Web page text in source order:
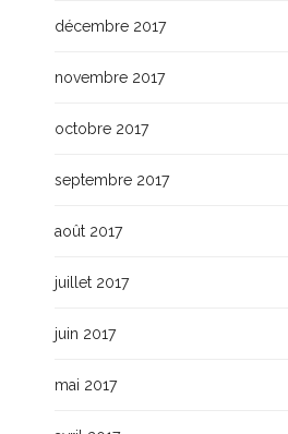
décembre 2017
novembre 2017
octobre 2017
septembre 2017
août 2017
juillet 2017
juin 2017
mai 2017